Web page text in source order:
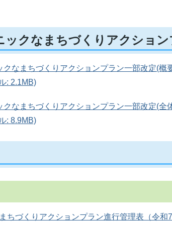
ックなまちづくりアクショ
クなまちづくりアクションプラン一部改定(概
: 2.1MB)
クなまちづくりアクションプラン一部改定(全
: 8.9MB)
ちづくりアクションプラン進行管理表（令和